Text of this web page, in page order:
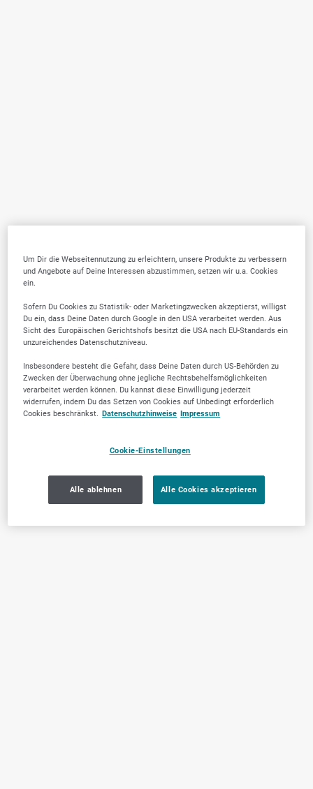
Um Dir die Webseitennutzung zu erleichtern, unsere Produkte zu verbessern
und Angebote auf Deine Interessen abzustimmen, setzen wir u.a. Cookies
ein.
Sofern Du Cookies zu Statistik- oder Marketingzwecken akzeptierst, willigst
Du ein, dass Deine Daten durch Google in den USA verarbeitet werden. Aus
Sicht des Europäischen Gerichtshofs besitzt die USA nach EU-Standards ein
unzureichendes Datenschutzniveau.
Insbesondere besteht die Gefahr, dass Deine Daten durch US-Behörden zu
Zwecken der Überwachung ohne jegliche Rechtsbehelfsmöglichkeiten
verarbeitet werden können. Du kannst diese Einwilligung jederzeit
widerrufen, indem Du das Setzen von Cookies auf Unbedingt erforderlich
Cookies beschränkst. Datenschutzhinweise Impressum
Cookie-Einstellungen
Alle ablehnen Alle Cookies akzeptieren